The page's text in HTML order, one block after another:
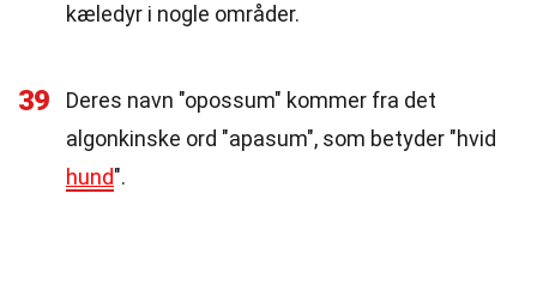
kæledyr i nogle områder.
39
Deres navn "opossum" kommer fra det
algonkinske ord "apasum", som betyder "hvid
hund".